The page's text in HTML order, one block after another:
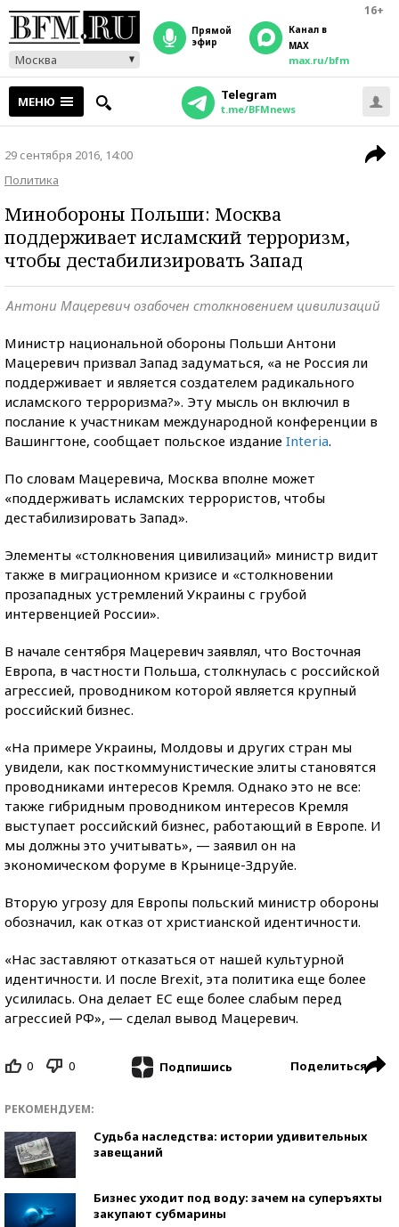
16+
Москва
прямой
эфир
Канал в
MAX
max.ru/bfm
МЕНЮ Telegram
t.me/BFMnews
29 сентября 2016, 14:00
Политика
Минобороны Польши: Москва
поддерживает исламский терроризм,
чтобы дестабилизировать Запад
Антони Мацеревич озабочен столкновением цивилизаций
Министр национальной обороны Польши Антони
Мацеревич призвал Запад задуматься, «а не Россия ли
поддерживает и является создателем радикального
исламского терроризма?». Эту мысль он включил в
послание к участникам международной конференции в
Вашингтоне, сообщает польское издание Interia.
По словам Мацеревича, Москва вполне может
«поддерживать исламских террористов, чтобы
дестабилизировать Запад».
Элементы «столкновения цивилизаций» министр видит
также в миграционном кризисе и «столкновении
прозападных устремлений Украины с грубой
интервенцией России».
В начале сентября Мацеревич заявлял, что Восточная
Европа, в частности Польша, столкнулась с российской
агрессией, проводником которой является крупный
российский бизнес.
«На примере Украины, Молдовы и других стран мы
увидели, как посткоммунистические элиты становятся
проводниками интересов Кремля. Однако это не все:
также гибридным проводником интересов Кремля
выступает российский бизнес, работающий в Европе. И
мы должны это учитывать», — заявил он на
экономическом форуме в Крынице-Здруйе.
Вторую угрозу для Европы польский министр обороны
обозначил, как отказ от христианской идентичности.
«Нас заставляют отказаться от нашей культурной
идентичности. И после Brexit, эта политика еще более
усилилась. Она делает ЕС еще более слабым перед
агрессией РФ», — сделал вывод Мацеревич.
0 0 Подпишись Поделиться
РЕКОМЕНДУЕМ:
Судьба наследства: истории удивительных
завещаний
Бизнес уходит под воду: зачем на суперъяхты
закупают субмарины